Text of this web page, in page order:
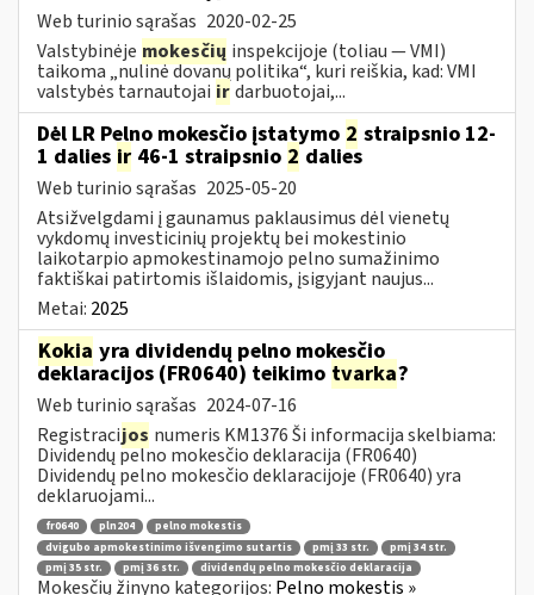
Web turinio sąrašas 2020-02-25
Valstybinėje mokesčių inspekcijoje (toliau — VMI)
taikoma „nulinė dovanų politika“, kuri reiškia, kad: VMI
valstybės tarnautojai irdarbuotojai,...
Dėl LR Pelno mokesčio įstatymo 2 straipsnio 12-
1 dalies ir 46-1 straipsnio 2 dalies
Web turinio sąrašas 2025-05-20
Atsižvelgdami į gaunamus paklausimus dėl vienetų
vykdomų investicinių projektų bei mokestinio
laikotarpio apmokestinamojo pelno sumažinimo
faktiškai patirtomis išlaidomis, įsigyjant naujus...
Metai: 2025
Kokia yra dividendų pelno mokesčio
deklaracijos (FR0640) teikimo tvarka?
Web turinio sąrašas 2024-07-16
Registracijos numeris KM1376 Ši informacija skelbiama:
Dividendų pelno mokesčio deklaracija (FR0640)
Dividendų pelno mokesčio deklaracijoje (FR0640) yra
deklaruojami...
fr0640 pln204
pelno mokestis
dvigubo apmokestinimo išvengimo sutartis
pmį 33 str.
pmį 34 str.
pmį 35 str.
pmį 36 str. dividendų pelno mokesčio deklaracija
Mokesčių žinyno kategorijos: Pelno mokestis »